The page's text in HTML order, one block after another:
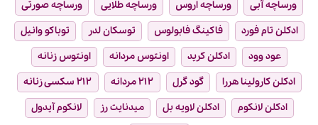
ورساچه آبی
ورساچه اروس ورساچه طلایی
ورساچه صورتی
ادکلن تام فورد
فاکینگ فابولوس توسکان لدر
توباکو وانیل
عود وود
ادکلن کرید اونتوس مردانه
اونتوس زنانه
ادکلن کارولینا هررا
گود گرل ۲۱۲ مردانه
۲۱۲ سکسی زنانه
ادکلن لانکوم
ادکلن لاویه بل میدنایت رز
لانکوم آیدول